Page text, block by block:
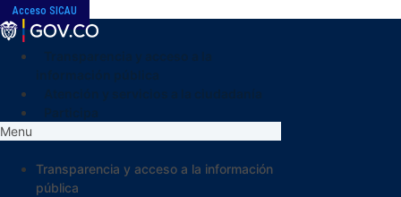
Acceso SICAU
Menu
Transparencia y acceso a la información
pública